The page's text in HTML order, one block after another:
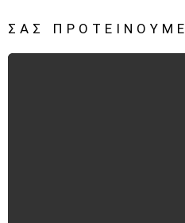
ΣΑΣ ΠΡΟΤΕΊΝΟΥΜΕ